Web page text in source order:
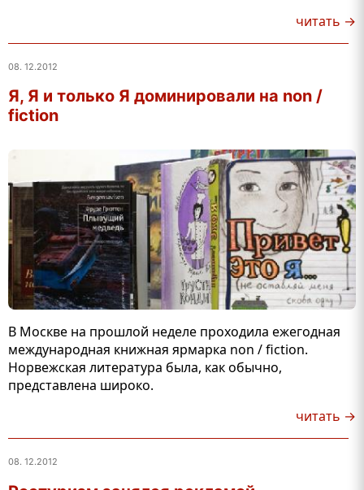
читать →
08. 12.2012
Я, Я и только Я доминировали на non /
fiction
В Москве на прошлой неделе проходила ежегодная
международная книжная ярмарка non / fiction.
Норвежская литература была, как обычно,
представлена широко.
читать →
08. 12.2012